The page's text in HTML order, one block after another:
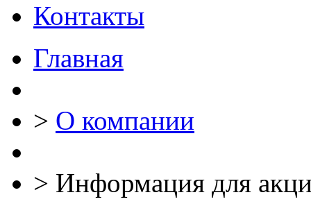
Контакты
Главная
> О компании
> Информация для